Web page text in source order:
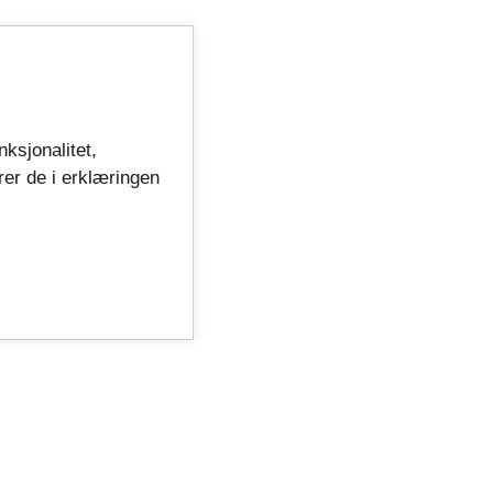
de i erklæringen